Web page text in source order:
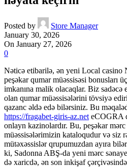
Posted by
Store Manager
January 30, 2026
On January 27, 2026
0
Nəticə etibarilə, ən yeni Local casino
peşəkar qumar müəssisəsi bonusları
imkanına malik olacaqlar. Biz sadəcə
olan qumar müəssisələrini tövsiyə
qazanc əldə edə bilərsiniz. Bu
https://fragabet-giris-az.net eCOGRA
onlayn kazinolardır. Bu, peşəkar
müəssisələrimizin kataloqudur və siz
mütəxəssislər qrupumuzdan ayıra
ki, Sadonna ABŞ-da yeni mərc
də xaricdə, ən son inkişaf